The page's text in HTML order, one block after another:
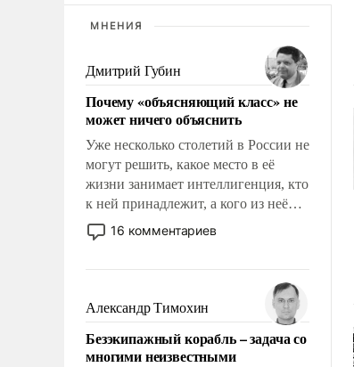
МНЕНИЯ
Дмитрий Губин
Почему «объясняющий класс» не
может ничего объяснить
Уже несколько столетий в России не
могут решить, какое место в её
жизни занимает интеллигенция, кто
к ней принадлежит, а кого из неё
исключили с правом
восстановления и без оного. И чем
казалось, что эти вопросы решены
раз и навсегда, но – нет, не решены.
16 комментариев
Александр Тимохин
Безэкипажный корабль – задача со
многими неизвестными